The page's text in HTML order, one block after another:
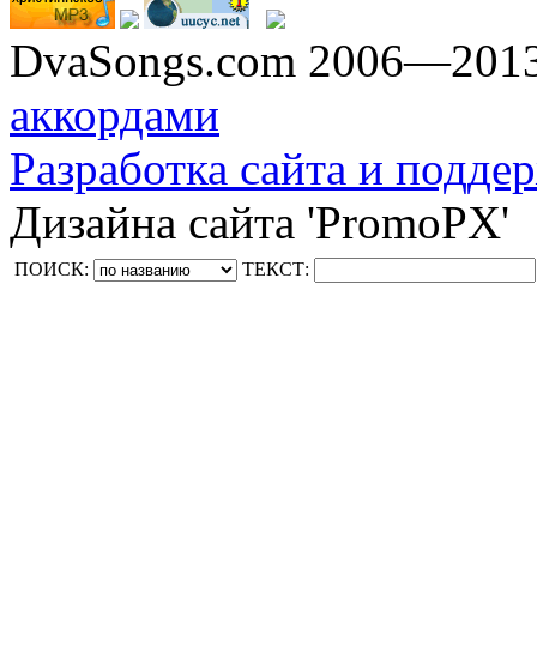
DvaSongs.com
аккордами
Разработка сайта и
Дизайна сайта 'PromoPX'
ПОИСК: ТЕКСТ: